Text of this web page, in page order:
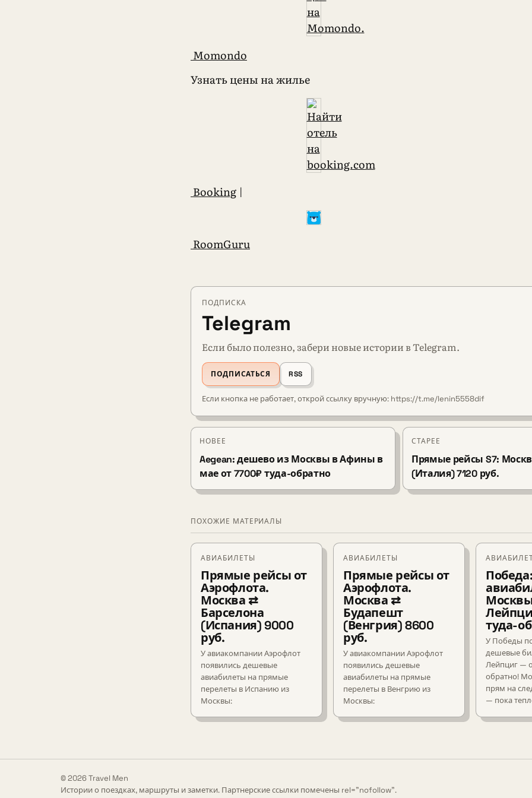
Momondo
Узнать цены на жилье
Booking |
RoomGuru
ПОДПИСКА
Telegram
Если было полезно, забери новые истории в Telegram.
ПОДПИСАТЬСЯ RSS
Если кнопка не работает, открой ссылку вручную: https://t.me/lenin5558dif
НОВЕЕ
Aegean: дешево из Москвы в Афины в
мае от 7700₽ туда-обратно
СТАРЕЕ
Прямые рейсы S7:
(Италия) 7120 руб.
ПОХОЖИЕ МАТЕРИАЛЫ
АВИАБИЛЕТЫ
Прямые рейсы от
Аэрофлота.
Москва ⇄
Барселона
(Испания) 9000
руб.
У авиакомпании Аэрофлот
появились дешевые
авиабилеты на прямые
перелеты в Испанию из
Москвы:
АВИАБИЛЕТЫ
Прямые рейсы от
Аэрофлота.
Москва ⇄
Будапешт
(Венгрия) 8600
руб.
У авиакомпании Аэрофлот
появились дешевые
авиабилеты на прямые
перелеты в Венгрию из
Москвы:
Победа:
туда-
У Победы
дешевые
Лейпциг —
обратно!
прям на
— пока
© 2026 Travel Men
Истории о поездках, маршруты и заметки. Партнерские ссылки помечены rel="nofollow".